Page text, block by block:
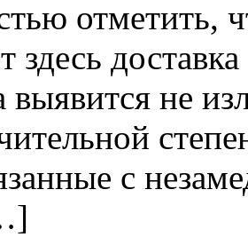
отметить,
здесь
выявится не
с